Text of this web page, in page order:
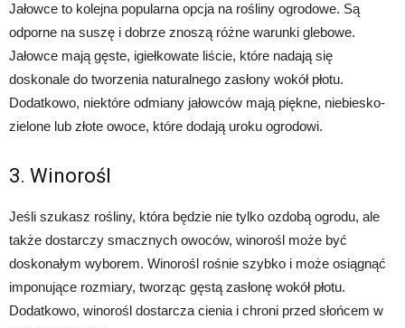
Jałowce to kolejna popularna opcja na rośliny ogrodowe. Są
odporne na suszę i dobrze znoszą różne warunki glebowe.
Jałowce mają gęste, igiełkowate liście, które nadają się
doskonale do tworzenia naturalnego zasłony wokół płotu.
Dodatkowo, niektóre odmiany jałowców mają piękne, niebiesko-
zielone lub złote owoce, które dodają uroku ogrodowi.
3. Winorośl
Jeśli szukasz rośliny, która będzie nie tylko ozdobą ogrodu, ale
także dostarczy smacznych owoców, winorośl może być
doskonałym wyborem. Winorośl rośnie szybko i może osiągnąć
imponujące rozmiary, tworząc gęstą zasłonę wokół płotu.
Dodatkowo, winorośl dostarcza cienia i chroni przed słońcem w